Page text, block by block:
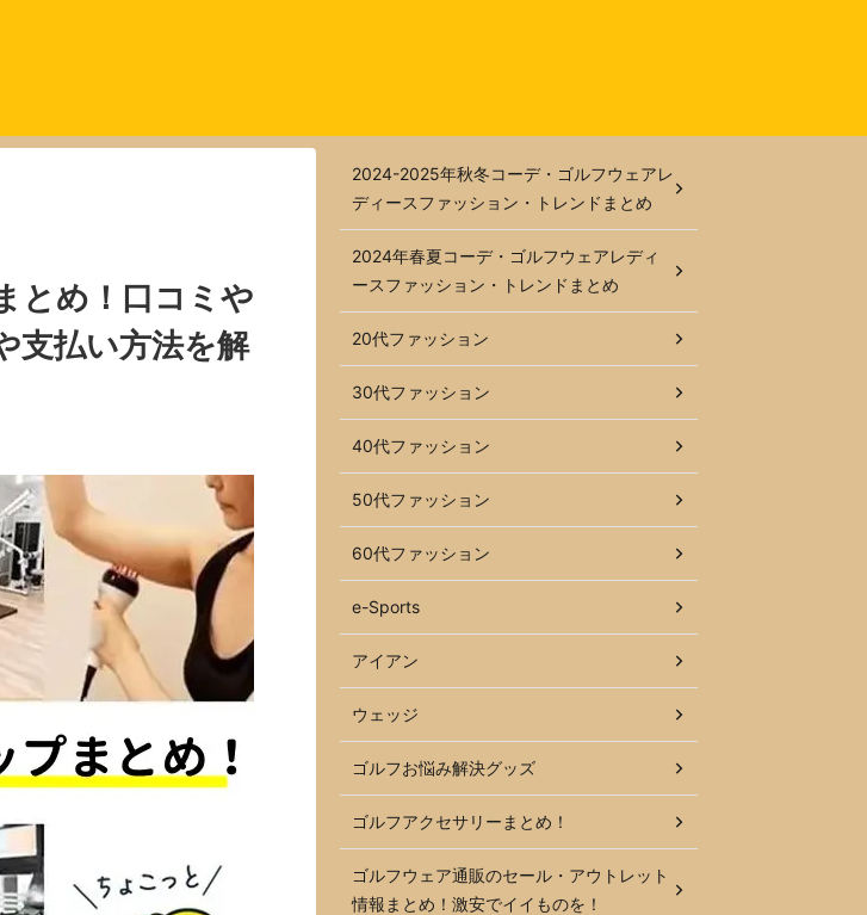
とめ！口コミや
支払い方法を解
2024-2025年秋冬コーデ・ゴルフウェアレ
ディースファッション・トレンドまとめ
2024年春夏コーデ・ゴルフウェアレディ
ースファッション・トレンドまとめ
20代ファッション
30代ファッション
40代ファッション
50代ファッション
60代ファッション
e-Sports
アイアン
ウェッジ
ゴルフお悩み解決グッズ
ゴルフアクセサリーまとめ！
ゴルフウェア通販のセール・アウトレット
情報まとめ！激安でイイものを！